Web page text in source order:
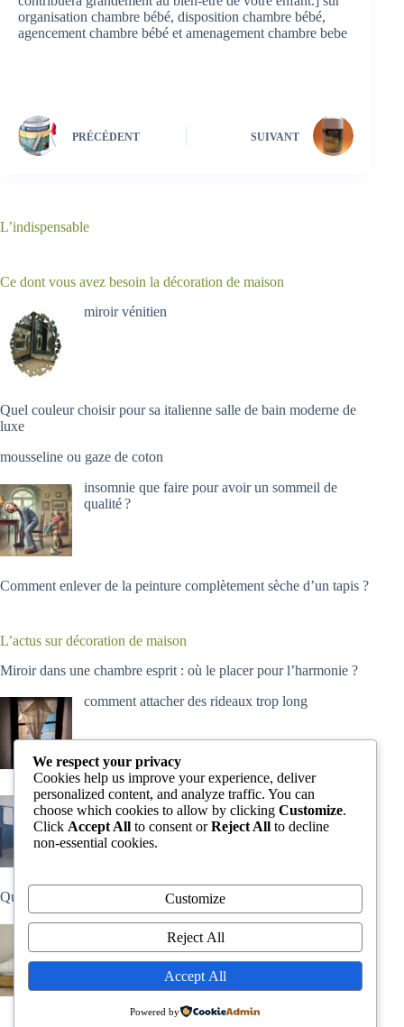
organisation chambre bébé, disposition chambre bébé,
agencement chambre bébé et amenagement chambre bebe
PRÉCÉDENT SUIVANT
L’indispensable
Ce dont vous avez besoin la décoration de maison
miroir vénitien
Quel couleur choisir pour sa italienne salle de bain moderne de
luxe
mousseline ou gaze de coton
insomnie que faire pour avoir un sommeil de
qualité ?
Comment enlever de la peinture complètement sèche d’un tapis ?
L’actus sur décoration de maison
Miroir dans une chambre esprit : où le placer pour l’harmonie ?
comment attacher des rideaux trop long
salle de bain style grecque
Quelle est la température optimale pour un congélateur
comment assouplir du linge de lit
We respect your privacy
Cookies help us improve your experience, deliver
personalized content, and analyze traffic. You can
choose which cookies to allow by clicking Customize.
Click Accept All to consent orReject All to decline
non-essential cookies.
Customize
Reject All
Accept All
Powered by